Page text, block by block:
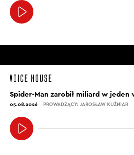
Spider-Man zarobił miliard w jeden
05.08.2026 PROWADZĄCY: JAROSŁAW KUŹNIAR